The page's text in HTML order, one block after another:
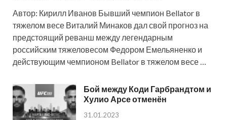
Автор: Кирилл Иванов Бывший чемпион Bellator в
тяжелом весе Виталий Минаков дал свой прогноз на
предстоящий реванш между легендарным
российским тяжеловесом Федором Емельяненко и
действующим чемпионом Bellator в тяжелом весе …
Бой между Коди Гарбрандтом и
Хулио Арсе отменён
31.01.2023